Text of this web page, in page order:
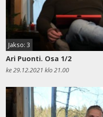
Jakso: 3
Ari Puonti. Osa 1/2
ke 29.12.2021 klo 21.00